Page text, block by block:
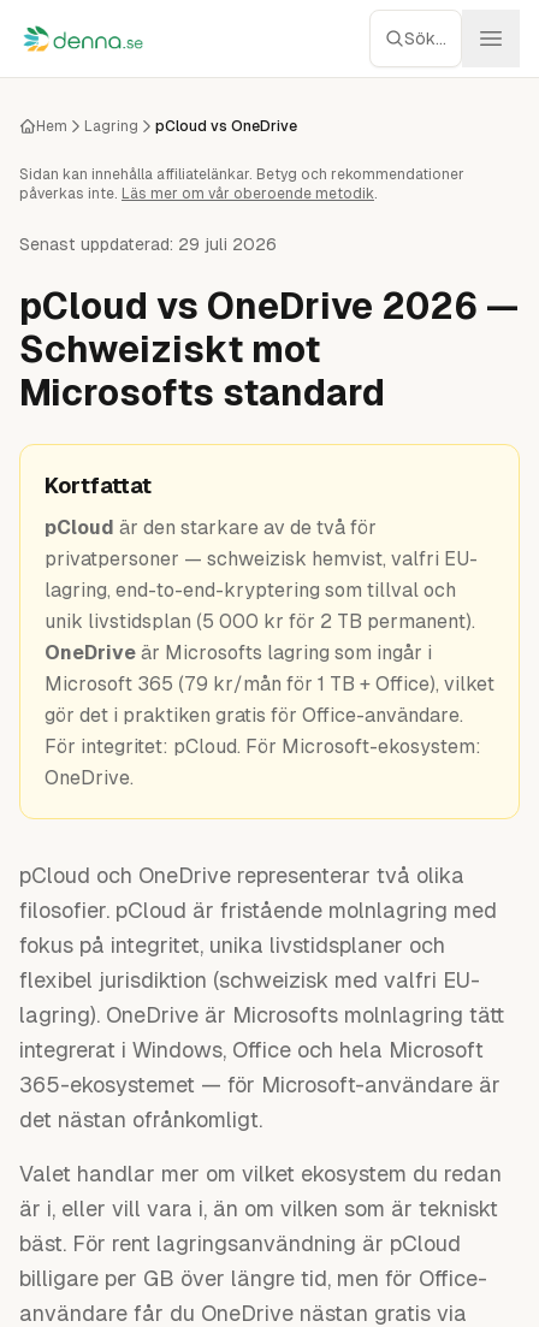
Hoppa till innehåll Sök...
Webbhotell
Managed WP
Servrar
Nätverk
Molnlagring
Verktyg
Guider
Hem Lagring pCloud vs OneDrive
Sidan kan innehålla affiliatelänkar. Betyg och rekommendationer
påverkas inte. Läs mer om vår oberoende metodik.
Senast uppdaterad: 29 juli 2026
pCloud vs OneDrive 2026 —
Schweiziskt mot
Microsofts standard
Kortfattat
pCloud är den starkare av de två för
privatpersoner — schweizisk hemvist, valfri EU-
lagring, end-to-end-kryptering som tillval och
unik livstidsplan (5 000 kr för 2 TB permanent).
OneDrive är Microsofts lagring som ingår i
Microsoft 365 (79 kr/mån för 1 TB + Office), vilket
gör det i praktiken gratis för Office-användare.
För integritet: pCloud. För Microsoft-ekosystem:
OneDrive.
pCloud och OneDrive representerar två olika
filosofier. pCloud är fristående molnlagring med
fokus på integritet, unika livstidsplaner och
flexibel jurisdiktion (schweizisk med valfri EU-
lagring). OneDrive är Microsofts molnlagring tätt
integrerat i Windows, Office och hela Microsoft
365-ekosystemet — för Microsoft-användare är
det nästan ofrånkomligt.
Valet handlar mer om vilket ekosystem du redan
är i, eller vill vara i, än om vilken som är tekniskt
bäst. För rent lagringsanvändning är pCloud
billigare per GB över längre tid, men för Office-
användare får du OneDrive nästan gratis via